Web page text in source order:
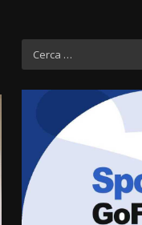
Ricerca
per:
6